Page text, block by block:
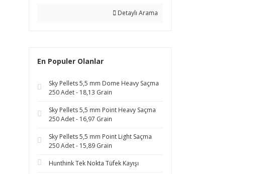
Detaylı Arama
En Populer Olanlar
Sky Pellets 5,5 mm Dome Heavy Saçma
250 Adet - 18,13 Grain
Sky Pellets 5,5 mm Point Heavy Saçma
250 Adet - 16,97 Grain
Sky Pellets 5,5 mm Point Light Saçma
250 Adet - 15,89 Grain
Hunthink Tek Nokta Tüfek Kayışı